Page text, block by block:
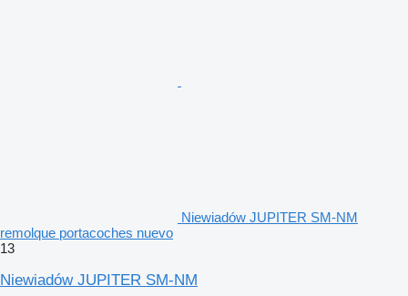
Niewiadów JUPITER SM-NM
remolque portacoches nuevo
13
Niewiadów JUPITER SM-NM